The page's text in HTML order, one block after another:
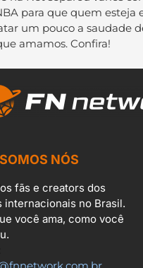
para que quem esteja
um pouco a saudade
amamos. Confira!
NÓS
fãs e creators dos
internacionais no Brasil.
você ama, como você